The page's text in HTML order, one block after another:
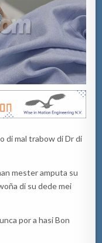
di mal trabow di Dr di
mester amputa su
di su dede mei
por a hasi Bon